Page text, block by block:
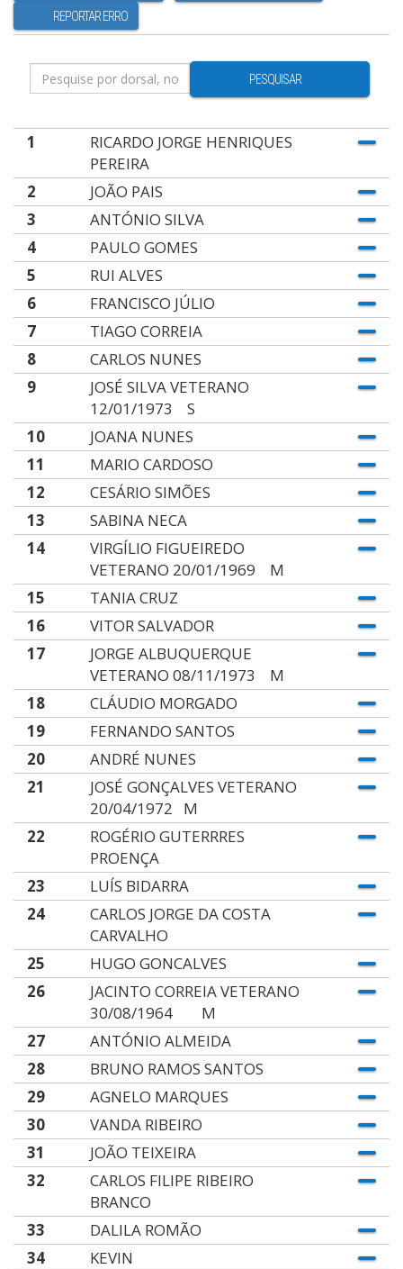
REPORTAR ERRO
PESQUISAR
1
RICARDO JORGE HENRIQUES
PEREIRA
2
JOÃO PAIS
3
ANTÓNIO SILVA
4
PAULO GOMES
5
RUI ALVES
6
FRANCISCO JÚLIO
7
TIAGO CORREIA
8
CARLOS NUNES
9
JOSÉ SILVA VETERANO
12/01/1973 S
10
JOANA NUNES
11
MARIO CARDOSO
12
CESÁRIO SIMÕES
13
SABINA NECA
14
VIRGÍLIO FIGUEIREDO
VETERANO 20/01/1969 M
15
TANIA CRUZ
16
VITOR SALVADOR
17
JORGE ALBUQUERQUE
VETERANO 08/11/1973 M
18
CLÁUDIO MORGADO
19
FERNANDO SANTOS
20
ANDRÉ NUNES
21
JOSÉ GONÇALVES VETERANO
20/04/1972 M
22
ROGÉRIO GUTERRRES
PROENÇA
23
LUÍS BIDARRA
24
CARLOS JORGE DA COSTA
CARVALHO
25
HUGO GONCALVES
26
JACINTO CORREIA VETERANO
30/08/1964 M
27
ANTÓNIO ALMEIDA
28
BRUNO RAMOS SANTOS
29
AGNELO MARQUES
30
VANDA RIBEIRO
31
JOÃO TEIXEIRA
32
CARLOS FILIPE RIBEIRO
BRANCO
33
DALILA ROMÃO
34
KEVIN